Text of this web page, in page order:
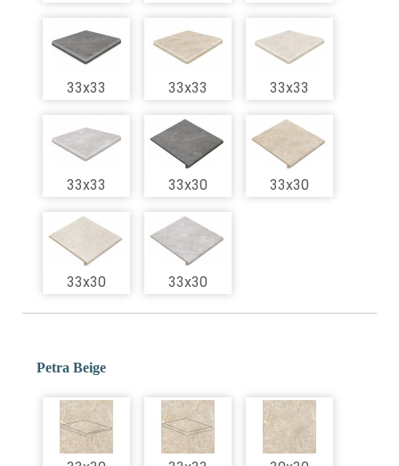
33x33 33x33 33x33
33x33 33x30 33x30
33x30 33x30
Petra Beige